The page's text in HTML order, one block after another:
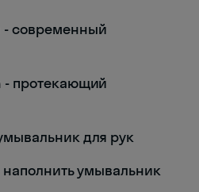
- современный
- протекающий
для рук
умывальник